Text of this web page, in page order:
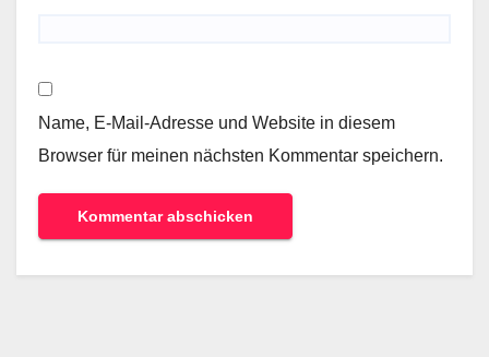
Name, E-Mail-Adresse und Website in diesem
Browser für meinen nächsten Kommentar speichern.